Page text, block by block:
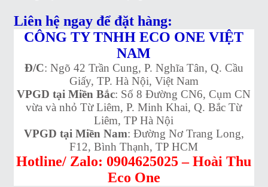
Liên hệ ngay để đặt hàng:
CÔNG TY TNHH ECO ONE VIỆT
NAM
Đ/C: Ngõ 42 Trần Cung, P. Nghĩa Tân, Q. Cầu
Giấy, TP. Hà Nội, Việt Nam
VPGD tại Miền Bắc: Số 8 Đường CN6, Cụm CN
vừa và nhỏ Từ Liêm, P. Minh Khai, Q. Bắc Từ
Liêm, TP Hà Nội
VPGD tại Miền Nam: Đường Nơ Trang Long,
F12, Bình Thạnh, TP HCM
Hotline/ Zalo: 0904625025 – Hoài Thu
Eco One